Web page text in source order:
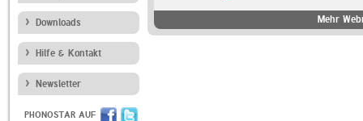
Downloads
Hilfe & Kontakt
Newsletter
PHONOSTAR AUF
Mehr